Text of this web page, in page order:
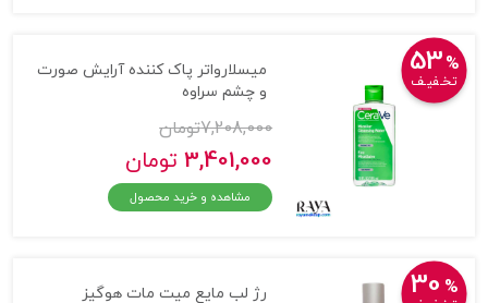
53%
تخـفیـف
میسلارواتر پاک کننده آرایش صورت
و چشم سراوه
7,208,000تومان
3,401,000 تومان
مشاهده و خرید محصول
30 % رژ لب مایع میت مات هوگیز